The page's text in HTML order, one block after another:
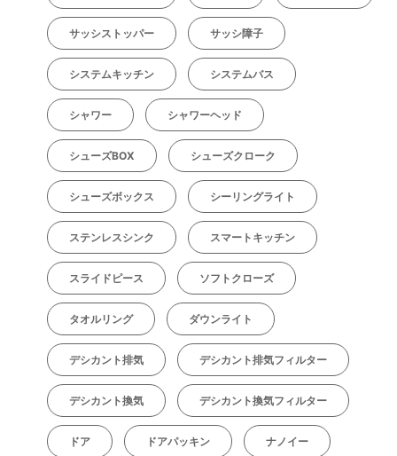
サッシストッパー サッシ障子
システムキッチン システムバス
シャワー シャワーヘッド
シューズBOX シューズクローク
シューズボックス シーリングライト
ステンレスシンク スマートキッチン
スライドピース ソフトクローズ
タオルリング ダウンライト
デシカント排気 デシカント排気フィルター
デシカント換気 デシカント換気フィルター
ドア ドアパッキン ナノイー